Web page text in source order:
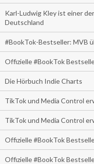
Karl-Ludwig Kley ist einer
Deutschland
#BookTok-Bestseller: MVB
Offizielle #BookTok
Die Hörbuch Indie Charts
TikTok und Media Control
TikTok und Media Control
Offizielle #BookTok
Offizielle #BookTok